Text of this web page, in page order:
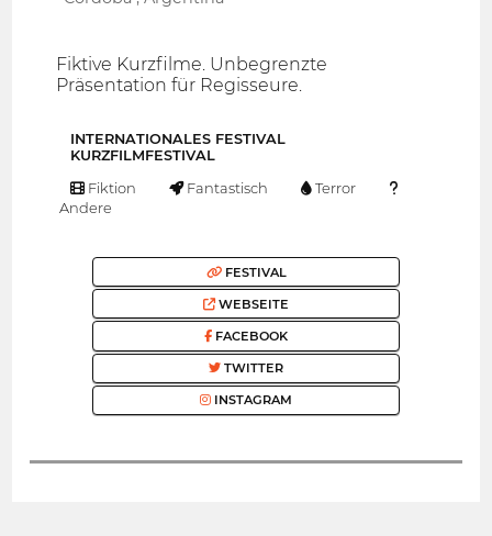
Fiktive Kurzfilme. Unbegrenzte
Präsentation für Regisseure.
INTERNATIONALES FESTIVAL
KURZFILMFESTIVAL
Fiktion Fantastisch
Terror
Andere
FESTIVAL
WEBSEITE
FACEBOOK
TWITTER
INSTAGRAM